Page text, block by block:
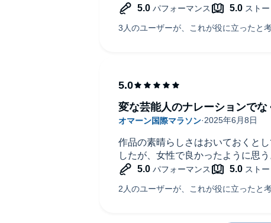
作品の素晴らしさはおいておくと
したが、女性で良かったように思う
変な芸能人のナレーションでな